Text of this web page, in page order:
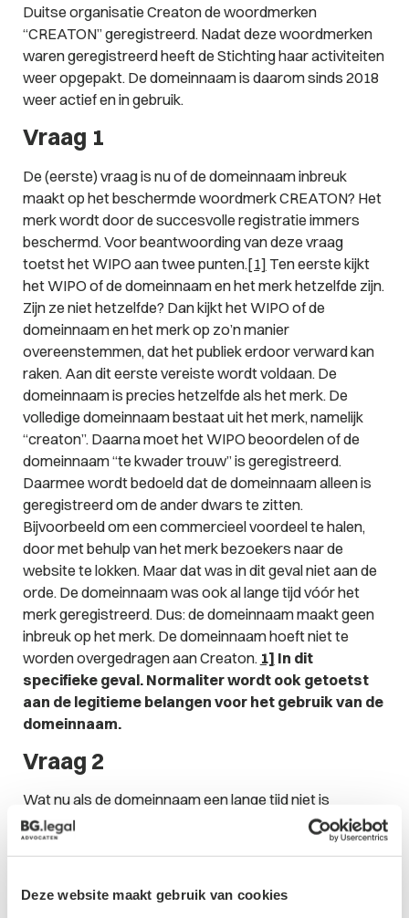
Deze website maakt gebruik van cookies
Duitse organisatie Creaton de woordmerken
“CREATON” geregistreerd. Nadat deze woordmerken
waren geregistreerd heeft de Stichting haar activiteiten
weer opgepakt. De domeinnaam is daarom sinds 2018
weer actief en in gebruik.
Vraag 1
De (eerste) vraag is nu of de domeinnaam inbreuk
maakt op het beschermde woordmerk CREATON? Het
merk wordt door de succesvolle registratie immers
beschermd. Voor beantwoording van deze vraag
toetst het WIPO aan twee punten.[1] Ten eerste kijkt
het WIPO of de domeinnaam en het merk hetzelfde zijn.
Zijn ze niet hetzelfde? Dan kijkt het WIPO of de
domeinnaam en het merk op zo’n manier
overeenstemmen, dat het publiek erdoor verward kan
raken. Aan dit eerste vereiste wordt voldaan. De
domeinnaam is precies hetzelfde als het merk. De
volledige domeinnaam bestaat uit het merk, namelijk
“creaton”. Daarna moet het WIPO beoordelen of de
domeinnaam “te kwader trouw” is geregistreerd.
Daarmee wordt bedoeld dat de domeinnaam alleen is
geregistreerd om de ander dwars te zitten.
Bijvoorbeeld om een commercieel voordeel te halen,
door met behulp van het merk bezoekers naar de
website te lokken. Maar dat was in dit geval niet aan de
orde. De domeinnaam was ook al lange tijd vóór het
merk geregistreerd. Dus: de domeinnaam maakt geen
inbreuk op het merk. De domeinnaam hoeft niet te
worden overgedragen aan Creaton. 1] In dit
specifieke geval. Normaliter wordt ook getoetst
aan de legitieme belangen voor het gebruik van de
domeinnaam.
Vraag 2
Wat nu als de domeinnaam een lange tijd niet is
gebruikt? Maakt dat nog verschil? Immers had de
stichting haar activiteiten op een laag pitje gezet.
handel van Creaton verstoort. Volgens het WIPO